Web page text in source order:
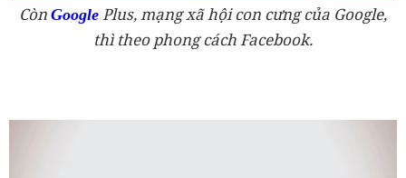
Còn Google Plus, mạng xã hội con cưng của Google,
thì theo phong cách Facebook.